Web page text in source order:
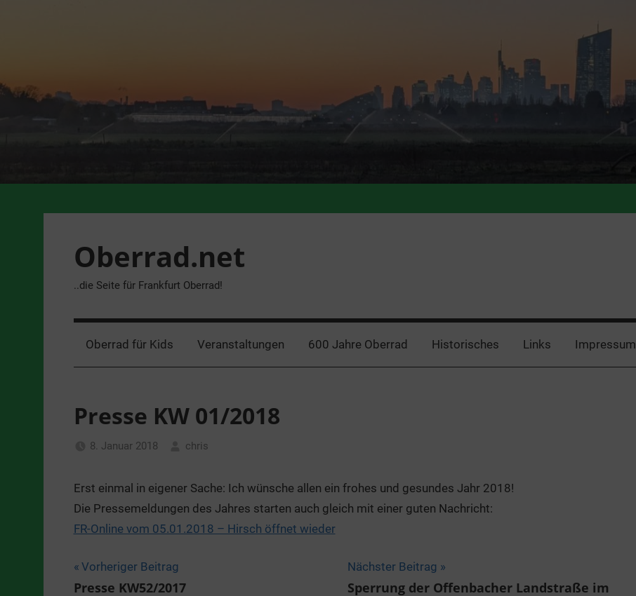
Oberrad.net
..die Seite für Frankfurt Oberrad!
Oberrad für Kids Veranstaltungen 600 Jahre Oberrad Historisches Links Impressum
Presse KW 01/2018
8. Januar 2018
chris
Erst einmal in eigener Sache: Ich wünsche allen ein frohes und gesundes Jahr 2018!
Die Pressemeldungen des Jahres starten auch gleich mit einer guten Nachricht:
FR-Online vom 05.01.2018 – Hirsch öffnet wieder
Beitragsnavigation
Vorheriger Beitrag
Presse KW52/2017
Nächster Beitrag
Sperrung der Offenbacher Landstraße im